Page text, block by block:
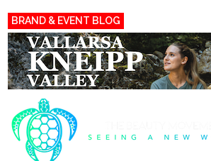
BRAND & EVENT BLOG